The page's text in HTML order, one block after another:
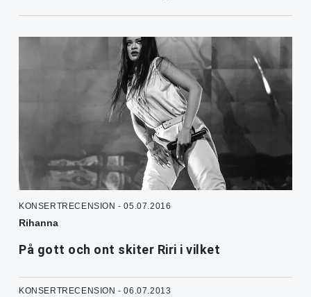
KONSERTRECENSION - 05.07.2016
Rihanna
På gott och ont skiter Riri i vilket
KONSERTRECENSION - 06.07.2013